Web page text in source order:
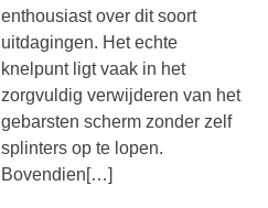
enthousiast over dit soort
uitdagingen. Het echte
knelpunt ligt vaak in het
zorgvuldig verwijderen van het
gebarsten scherm zonder zelf
splinters op te lopen.
Bovendien[…]